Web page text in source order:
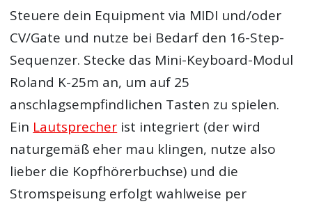
Steuere dein Equipment via MIDI und/oder
CV/Gate und nutze bei Bedarf den 16-Step-
Sequenzer. Stecke das Mini-Keyboard-Modul
Roland K-25m an, um auf 25
anschlagsempfindlichen Tasten zu spielen.
Ein Lautsprecher ist integriert (der wird
naturgemäß eher mau klingen, nutze also
lieber die Kopfhörerbuchse) und die
Stromspeisung erfolgt wahlweise per